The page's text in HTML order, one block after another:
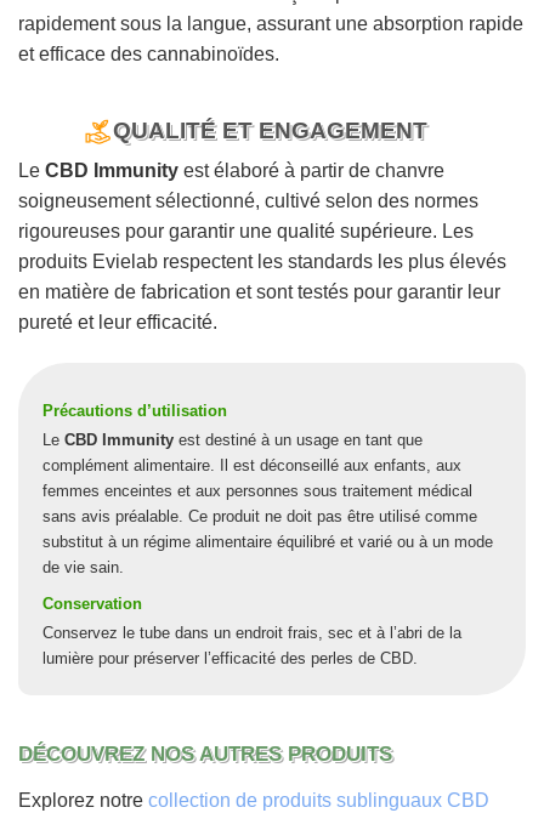
rapidement sous la langue, assurant une absorption rapide
et efficace des cannabinoïdes.
QUALITÉ ET ENGAGEMENT
Le CBD Immunity est élaboré à partir de chanvre
soigneusement sélectionné, cultivé selon des normes
rigoureuses pour garantir une qualité supérieure. Les
produits Evielab respectent les standards les plus élevés
en matière de fabrication et sont testés pour garantir leur
pureté et leur efficacité.
Précautions d’utilisation
Le CBD Immunity est destiné à un usage en tant que
complément alimentaire. Il est déconseillé aux enfants, aux
femmes enceintes et aux personnes sous traitement médical
sans avis préalable. Ce produit ne doit pas être utilisé comme
substitut à un régime alimentaire équilibré et varié ou à un mode
de vie sain.
Conservation
Conservez le tube dans un endroit frais, sec et à l’abri de la
lumière pour préserver l’efficacité des perles de CBD.
DÉCOUVREZ NOS AUTRES PRODUITS
Explorez notre collection de produits sublinguaux CBD